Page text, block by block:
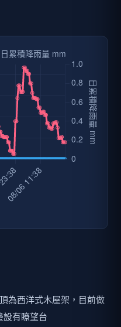
為西洋式木屋架，目前做
設有瞭望台